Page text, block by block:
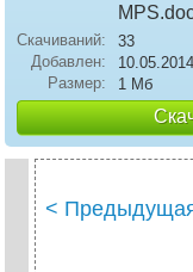
MPS
Скачиваний:
33
Добавлен:
10.05.2014
Размер:
1 Мб
<